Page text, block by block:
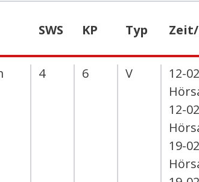
SWS KP Typ
4 6 V
12-
12-
19-